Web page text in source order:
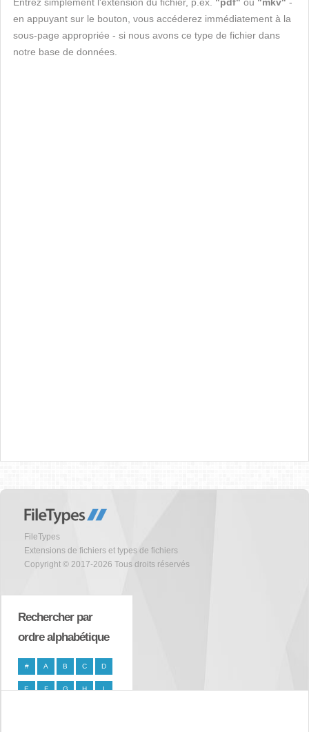
en appuyant sur le bouton, vous accéderez immédiatement à la
sous-page appropriée - si nous avons ce type de fichier dans
notre base de données.
FileTypes
Extensions de fichiers et types de fichiers
Copyright © 2017-2026 Tous droits réservés
Rechercher par
ordre alphabétique
# A B C D
E F G H I